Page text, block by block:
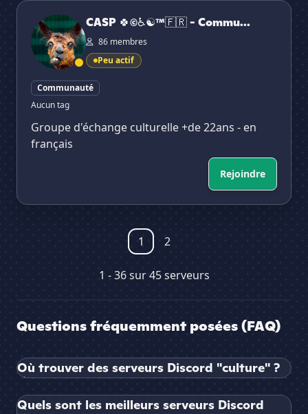
CASP 🍀©♿☯™🇫🇷 - Communauté des Ami(e)s du
CASP 🍀©♿☯™🇫🇷 - Commu...
86 membres
Peu actif
Communauté
Aucun tag
Groupe d'échange culturelle +de 22ans - en
français
Rejoindre
1 2
1 - 36 sur 45 serveurs
Questions fréquemment posées (FAQ)
Où trouver des serveurs Discord "culture" ?
Quels sont les meilleurs serveurs Discord